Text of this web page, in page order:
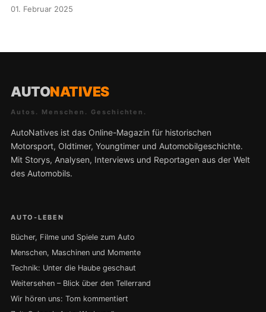
01. Februar 2025
AUTONATIVES
Autos. Menschen. Geschichten.
AutoNatives ist das Online-Magazin für historischen
Motorsport, Oldtimer, Youngtimer und Automobilgeschichte.
Mit Storys, Analysen, Interviews und Reportagen aus der Welt
des Automobils.
AUTO-LEBEN
Bücher, Filme und Spiele zum Auto
Menschen, Maschinen und Momente
Technik: Unter die Haube geschaut
Weitersehen – Blick über den Tellerrand
Wir hören uns: Tom kommentiert